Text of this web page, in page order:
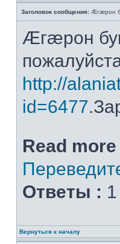
Заголовок сообщения: Æгæрон
Æгæрон
http://
id=6477
Read more
Ответы :
Вернуться к началу